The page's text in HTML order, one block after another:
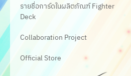
รายชื่อการ์ดในผลิตภัณฑ์ Fighter
Deck
Collaboration Project
Official Store